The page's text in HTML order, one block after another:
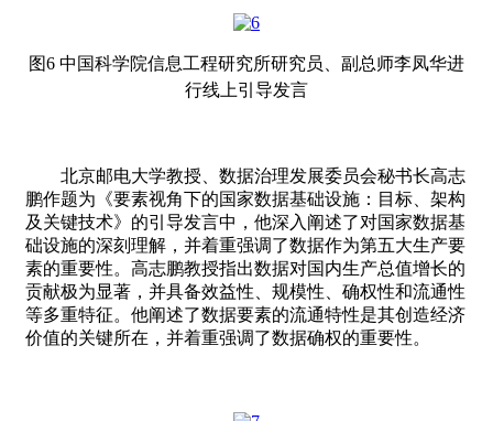
图6 中国科学院信息工程研究所研究员、副总师李凤华进
行线上引导发言
北京邮电大学教授、数据治理发展委员会秘书长高志
鹏作题为《要素视角下的国家数据基础设施：目标、架构
及关键技术》的引导发言中，他深入阐述了对国家数据基
础设施的深刻理解，并着重强调了数据作为第五大生产要
素的重要性。高志鹏教授指出数据对国内生产总值增长的
贡献极为显著，并具备效益性、规模性、确权性和流通性
等多重特征。他阐述了数据要素的流通特性是其创造经济
价值的关键所在，并着重强调了数据确权的重要性。